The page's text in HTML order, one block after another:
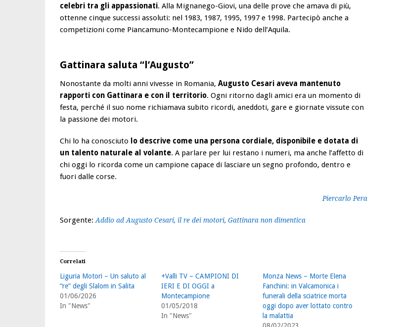
celebri tra gli appassionati. Alla Mignanego-Giovi, una delle prove che amava di più,
ottenne cinque successi assoluti: nel 1983, 1987, 1995, 1997 e 1998. Partecipò anche a
competizioni come Piancamuno-Montecampione e Nido dell’Aquila.
Gattinara saluta “l’Augusto”
Nonostante da molti anni vivesse in Romania, Augusto Cesari aveva mantenuto
rapporti con Gattinara e con il territorio. Ogni ritorno dagli amici era un momento di
festa, perché il suo nome richiamava subito ricordi, aneddoti, gare e giornate vissute con
la passione dei motori.
Chi lo ha conosciuto
lo descrive come una persona cordiale, disponibile e dotata di
un talento naturale al volante. A parlare per lui restano i numeri, ma anche l’affetto di
chi oggi lo ricorda come un campione capace di lasciare un segno profondo, dentro e
fuori dalle corse.
Piercarlo Pera
Sorgente:Addio ad Augusto Cesari, il re dei motori, Gattinara non dimentica
Correlati
Liguria Motori – Un saluto al
“re” degli Slalom in Salita
01/06/2026
In "News"
+Valli TV – CAMPIONI DI
IERI E DI OGGI a
Montecampione
01/05/2018
In "News"
Monza News – Morte Elena
Fanchini: in Valcamonica i
funerali della sciatrice morta
oggi dopo aver lottato contro
la malattia
08/02/2023